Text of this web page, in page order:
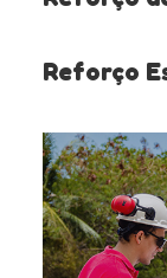
Reforço